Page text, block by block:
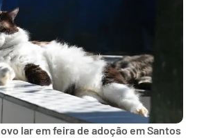
lar em feira de adoção em Santos